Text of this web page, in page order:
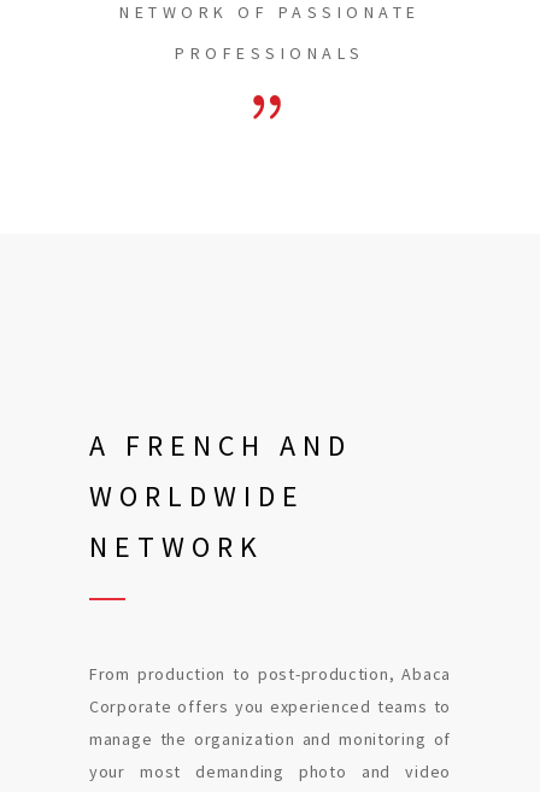
NETWORK OF PASSIONATE
PROFESSIONALS
A FRENCH AND
WORLDWIDE
NETWORK
From production to post-production, Abaca
Corporate offers you experienced teams to
manage the organization and monitoring of
your most demanding photo and video